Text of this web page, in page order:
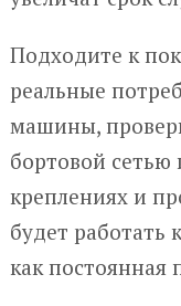
Подходите к
реальные
машины,
бортовой сетью
креплениях и
будет работать
как постоянная